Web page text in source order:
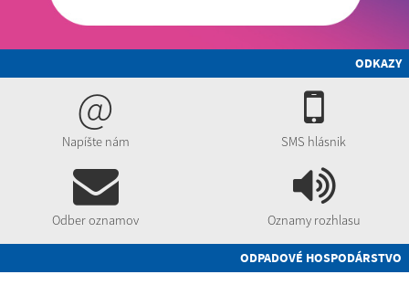
ODKAZY
@
Napíšte nám SMS hlásnik
Odber oznamov Oznamy rozhlasu
ODPADOVÉ HOSPODÁRSTVO